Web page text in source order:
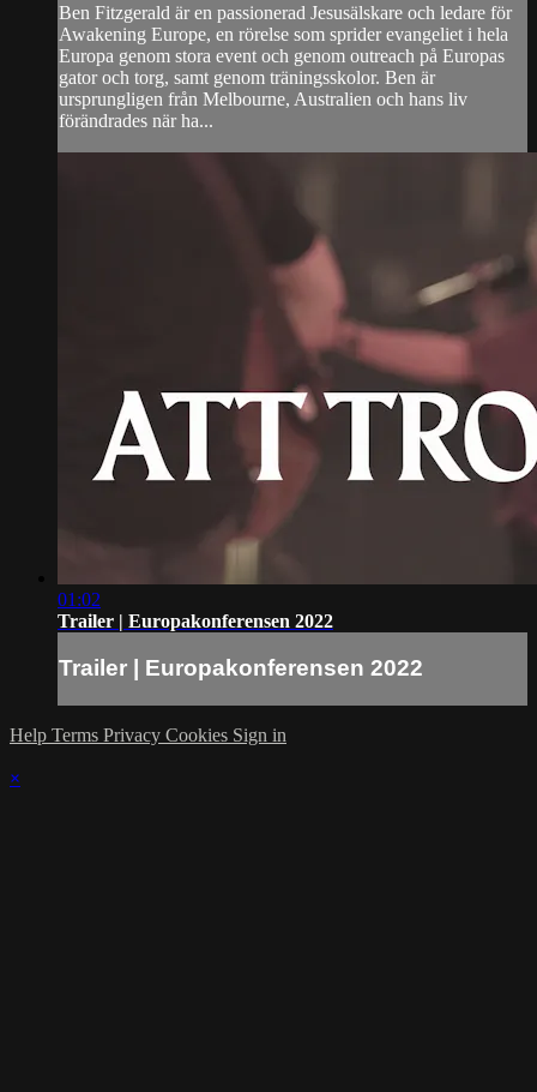
Ben Fitzgerald är en passionerad Jesusälskare och ledare för
Awakening Europe, en rörelse som sprider evangeliet i hela
Europa genom stora event och genom outreach på Europas
gator och torg, samt genom träningsskolor. Ben är
ursprungligen från Melbourne, Australien och hans liv
förändrades när ha...
01:02
Trailer | Europakonferensen 2022
Trailer | Europakonferensen 2022
Help Terms Privacy Cookies Sign in
×